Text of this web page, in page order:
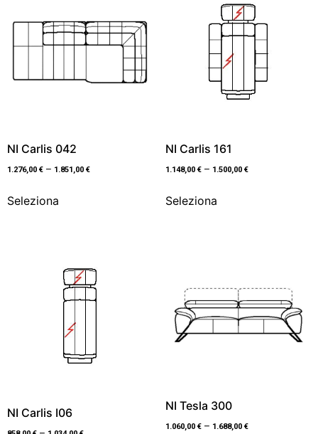
NI Carlis 042
1.276,00 € – 1.851,00 €
Seleziona
NI Carlis 161
1.148,00 €– 1.500,00 €
Seleziona
NI Carlis I06 NI Tesla 300
1.060,00 €– 1.688,00 €